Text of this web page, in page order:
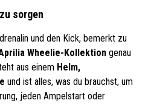
sorgen
und den Kick, bemerkt zu
Wheelie-Kollektiongenau
aus einem Helm,
und ist alles, was du brauchst, um
jeden Ampelstart oder